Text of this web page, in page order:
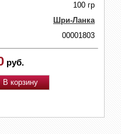
100 гр
Шри-Ланка
00001803
руб.